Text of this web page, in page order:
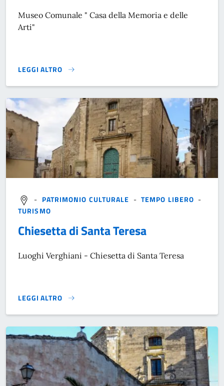
Museo Comunale " Casa della Memoria e delle
Arti"
LEGGI ALTRO
}
- PATRIMONIO CULTURALE -TEMPO LIBERO -
TURISMO
Chiesetta di Santa Teresa
Luoghi Verghiani - Chiesetta di Santa Teresa
LEGGI ALTRO
}